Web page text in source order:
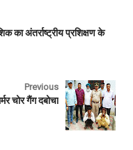
का अंतर्राष्ट्रीय प्रशिक्षण के
Previous
चोर गैंग दबोचा